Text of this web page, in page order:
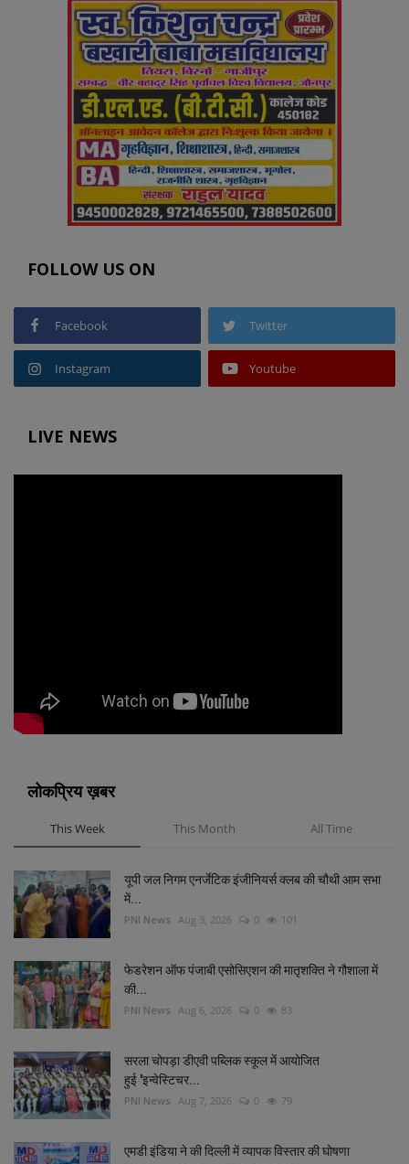
FOLLOW US ON
Facebook Twitter
Instagram Youtube
LIVE NEWS
लोकप्रिय ख़बर
This Week This Month All Time
यूपी जल निगम एनर्जेटिक इंजीनियर्स क्लब की चौथी आम सभा
में...
PNI News Aug 3, 2026 0 101
फेडरेशन ऑफ पंजाबी एसोसिएशन की मातृशक्ति ने गौशाला में
की...
PNI News Aug 6, 2026 0 83
सरला चोपड़ा डीएवी पब्लिक स्कूल में आयोजित
हुई 'इन्वेस्टिचर...
PNI News Aug 7, 2026 0 79
एमडी इंडिया ने की दिल्‍ली में व्‍यापक विस्‍तार की घोषणा